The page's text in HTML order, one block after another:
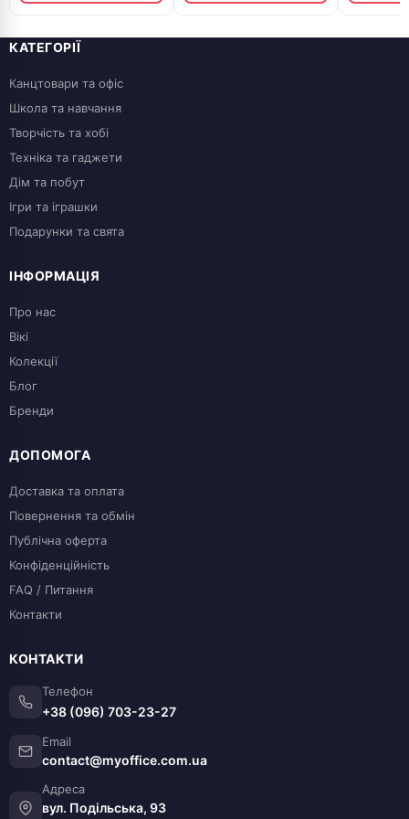
КАТЕГОРІЇ
Канцтовари та офіс
Школа та навчання
Творчість та хобі
Техніка та гаджети
Дім та побут
Ігри та іграшки
Подарунки та свята
ІНФОРМАЦІЯ
Про нас
Вікі
Колекції
Блог
Бренди
ДОПОМОГА
Доставка та оплата
Повернення та обмін
Публічна оферта
Конфіденційність
FAQ / Питання
Контакти
КОНТАКТИ
Телефон
+38 (096) 703-23-27
Email
contact@myoffice.com.ua
Адреса
вул. Подільська, 93